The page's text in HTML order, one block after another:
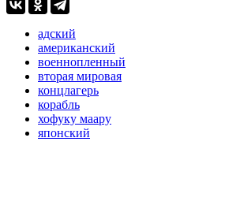
адский
американский
военнопленный
вторая мировая
концлагерь
корабль
хофуку маару
японский